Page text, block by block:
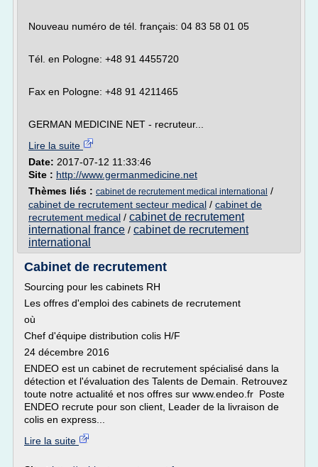
Nouveau numéro de tél. français: 04 83 58 01 05
Tél. en Pologne: +48 91 4455720
Fax en Pologne: +48 91 4211465
GERMAN MEDICINE NET - recruteur...
Lire la suite
Date: 2017-07-12 11:33:46
Site : http://www.germanmedicine.net
Thèmes liés : cabinet de recrutement medical international /
cabinet de recrutement secteur medical / cabinet de
recrutement medical / cabinet de recrutement
international france / cabinet de recrutement
international
Cabinet de recrutement
Sourcing pour les cabinets RH
Les offres d'emploi des cabinets de recrutement
où
Chef d'équipe distribution colis H/F
24 décembre 2016
ENDEO est un cabinet de recrutement spécialisé dans la
détection et l'évaluation des Talents de Demain. Retrouvez
toute notre actualité et nos offres sur www.endeo.fr Poste
ENDEO recrute pour son client, Leader de la livraison de
colis en express...
Lire la suite